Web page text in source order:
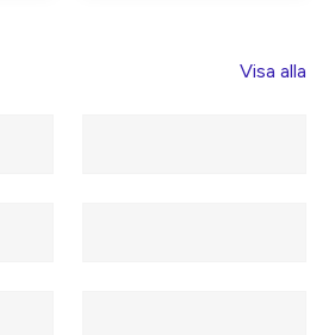
Visa alla